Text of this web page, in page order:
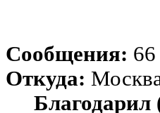
Сообщения: 66
Откуда:
Благодарил